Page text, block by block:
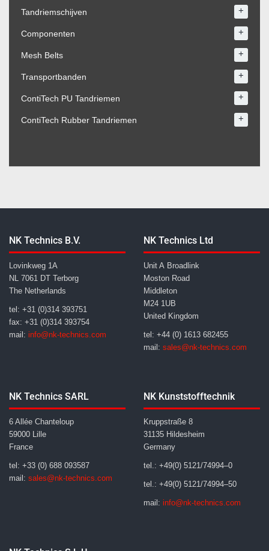
Tandriemschijven +
Componenten +
Mesh Belts +
Transportbanden +
ContiTech PU Tandriemen +
ContiTech Rubber Tandriemen +
NK Technics B.V.
Lovinkweg 1A
NL 7061 DT Terborg
The Netherlands
tel: +31 (0)314 393751
fax: +31 (0)314 393754
mail: info@nk-technics.com
NK Technics Ltd
Unit A Broadlink
Moston Road
Middleton
M24 1UB
United Kingdom
tel: +44 (0) 1613 682455
mail: sales@nk-technics.com
NK Technics SARL
6 Allée Chanteloup
59000 Lille
France
tel: +33 (0) 688 093587
mail: sales@nk-technics.com
NK Kunststofftechnik
Kruppstraße 8
31135 Hildesheim
Germany
tel.: +49(0) 5121/74994–0
tel.: +49(0) 5121/74994–50
mail: info@nk-technics.com